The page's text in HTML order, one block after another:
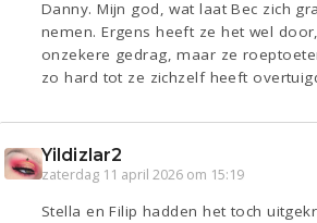
Danny. Mijn god, wat laat Bec zich
nemen. Ergens heeft ze het wel
onzekere gedrag, maar ze
zo hard tot ze zichzelf heeft
Yildizlar2
zaterdag 11 april 2026 om 15:19
Stella en Filip hadden het toch